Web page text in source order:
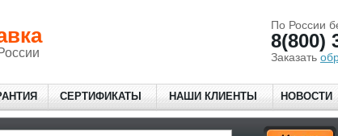
По России
8(800)
Заказать
СЕРТИФИКАТЫ НАШИ КЛИЕНТЫ НОВОСТИ